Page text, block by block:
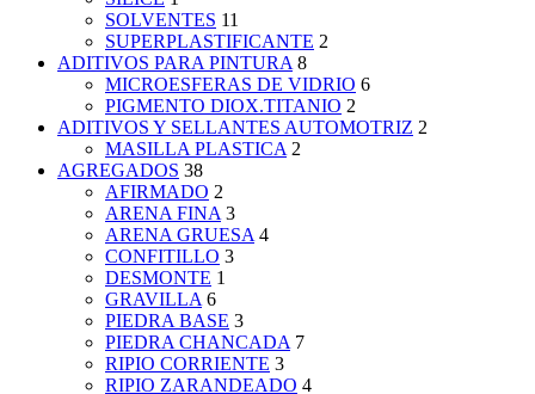
SOLVENTES 11
SUPERPLASTIFICANTE 2
ADITIVOS PARA PINTURA 8
MICROESFERAS DE VIDRIO 6
PIGMENTO DIOX.TITANIO 2
ADITIVOS Y SELLANTES AUTOMOTRIZ 2
MASILLA PLASTICA 2
AGREGADOS 38
AFIRMADO 2
ARENA FINA 3
ARENA GRUESA 4
CONFITILLO 3
DESMONTE 1
GRAVILLA 6
PIEDRA BASE 3
PIEDRA CHANCADA 7
RIPIO CORRIENTE 3
RIPIO ZARANDEADO 4